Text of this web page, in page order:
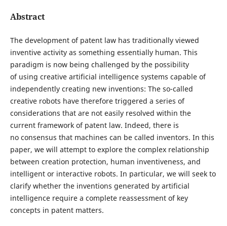
Abstract
The development of patent law has traditionally viewed
inventive activity as something essentially human. This
paradigm is now being challenged by the possibility
of using creative artificial intelligence systems capable of
independently creating new inventions: The so-called
creative robots have therefore triggered a series of
considerations that are not easily resolved within the
current framework of patent law. Indeed, there is
no consensus that machines can be called inventors. In this
paper, we will attempt to explore the complex relationship
between creation protection, human inventiveness, and
intelligent or interactive robots. In particular, we will seek to
clarify whether the inventions generated by artificial
intelligence require a complete reassessment of key
concepts in patent matters.